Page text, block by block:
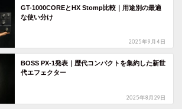
GT-1000COREとHX Stomp比較｜用途別の最適
な使い分け
2025年9月4日
BOSS PX-1発表｜歴代コンパクトを集約した新世
代エフェクター
2025年8月29日